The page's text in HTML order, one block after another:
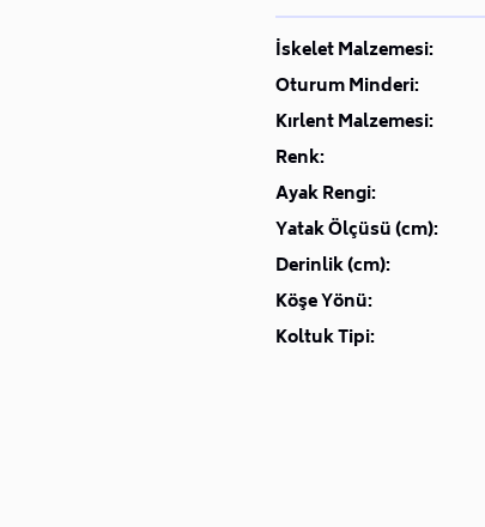
İskelet Malzemesi:
Oturum Minderi:
Kırlent Malzemesi:
Renk:
Ayak Rengi:
Yatak Ölçüsü (cm):
Derinlik (cm):
Köşe Yönü:
Koltuk Tipi: